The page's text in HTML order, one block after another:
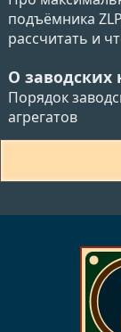
подъёмника
рассчитать и
О заводских
Порядок
агрегатов